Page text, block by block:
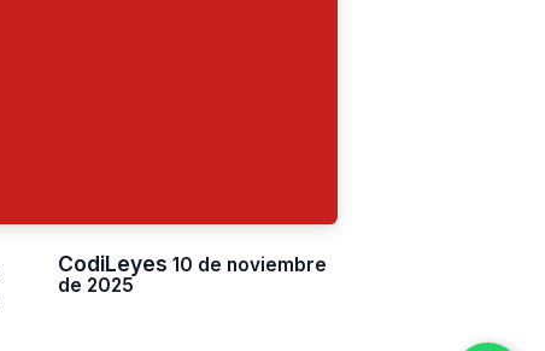
CodiLeyes 10 de noviembre
de 2025